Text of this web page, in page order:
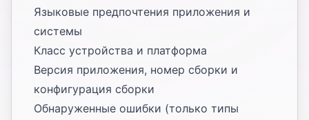
Языковые предпочтения приложения и
системы
Класс устройства и платформа
Версия приложения, номер сборки и
конфигурация сборки
Обнаруженные ошибки (только типы